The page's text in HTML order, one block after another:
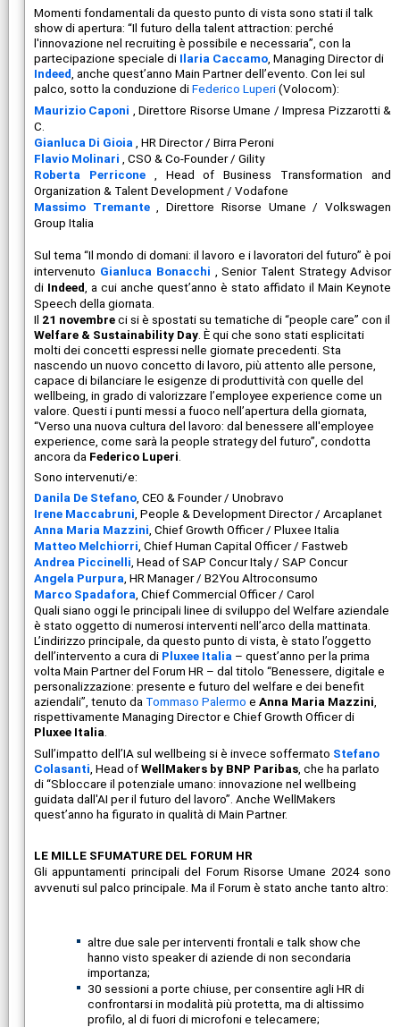
Momenti fondamentali da questo punto di vista sono stati il talk
show di apertura: “Il futuro della talent attraction: perché
l'innovazione nel recruiting è possibile e necessaria”, con la
partecipazione speciale di Ilaria Caccamo, Managing Director di
Indeed, anche quest’anno Main Partner dell’evento. Con lei sul
palco, sotto la conduzione di Federico Luperi (Volocom):
Maurizio Caponi , Direttore Risorse Umane / Impresa Pizzarotti &
C.
Gianluca Di Gioia , HR Director / Birra Peroni
Flavio Molinari , CSO & Co-Founder / Gility
Roberta Perricone, Head of Business Transformation and
Organization & Talent Development / Vodafone
Massimo Tremante, Direttore Risorse Umane / Volkswagen
Group Italia
Sul tema “Il mondo di domani: il lavoro e i lavoratori del futuro” è poi
intervenuto Gianluca Bonacchi , Senior Talent Strategy Advisor
di Indeed , a cui anche quest’anno è stato affidato il Main Keynote
Speech della giornata.
Il 21 novembre ci si è spostati su tematiche di “people care” con il
Welfare & Sustainability Day . È qui che sono stati esplicitati
molti dei concetti espressi nelle giornate precedenti. Sta
nascendo un nuovo concetto di lavoro, più attento alle persone,
capace di bilanciare le esigenze di produttività con quelle del
wellbeing, in grado di valorizzare l’employee experience come un
valore. Questi i punti messi a fuoco nell’apertura della giornata,
“Verso una nuova cultura del lavoro: dal benessere all'employee
experience, come sarà la people strategy del futuro”, condotta
ancora da Federico Luperi
Sono intervenuti/e:
Danila De Stefano, CEO & Founder / Unobravo
Irene Maccabruni, People & Development Director / Arcaplanet
Anna Maria Mazzini, Chief Growth Officer / Pluxee Italia
Matteo Melchiorri, Chief Human Capital Officer / Fastweb
Andrea Piccinelli, Head of SAP Concur Italy / SAP Concur
Angela Purpura, HR Manager / B2You Altroconsumo
Marco Spadafora, Chief Commercial Officer / Carol
Quali siano oggi le principali linee di sviluppo del Welfare aziendale
è stato oggetto di numerosi interventi nell’arco della mattinata.
L’indirizzo principale, da questo punto di vista, è stato l’oggetto
dell’intervento a cura di Pluxee Italia – quest’anno per la prima
volta Main Partner del Forum HR – dal titolo “Benessere, digitale e
personalizzazione: presente e futuro del welfare e dei benefit
aziendali”, tenuto da Tommaso Palermo e Anna Maria Mazzini,
rispettivamente Managing Director e Chief Growth Officer di
Pluxee Italia.
Sull’impatto dell’IA sul wellbeing si è invece soffermato Stefano
Colasanti , Head of WellMakers by BNP Paribas , che ha parlato
di “Sbloccare il potenziale umano: innovazione nel wellbeing
guidata dall'AI per il futuro del lavoro”. Anche WellMakers
quest’anno ha figurato in qualità di Main Partner.
LE MILLE SFUMATURE DEL FORUM HR
Gli appuntamenti principali del Forum Risorse Umane 2024 sono
avvenuti sul palco principale. Ma il Forum è stato anche tanto altro:
altre due sale per interventi frontali e talk show che
hanno visto speaker di aziende di non secondaria
importanza;
30 sessioni a porte chiuse, per consentire agli HR di
confrontarsi in modalità più protetta, ma di altissimo
profilo, al di fuori di microfoni e telecamere;